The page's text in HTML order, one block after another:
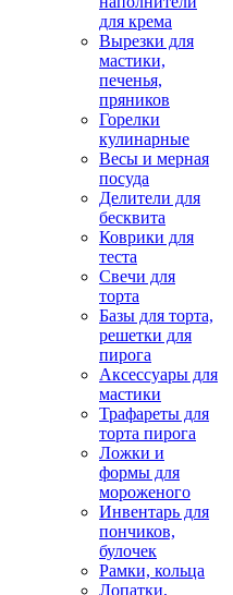
для крема
Вырезки для
мастики,
печенья,
пряников
Горелки
кулинарные
Весы и мерная
посуда
Делители для
бесквита
Коврики для
теста
Свечи для
торта
Базы для торта,
решетки для
пирога
Аксессуары для
мастики
Трафареты для
торта пирога
Ложки и
формы для
мороженого
Инвентарь для
пончиков,
булочек
Рамки, кольца
Лопатки,